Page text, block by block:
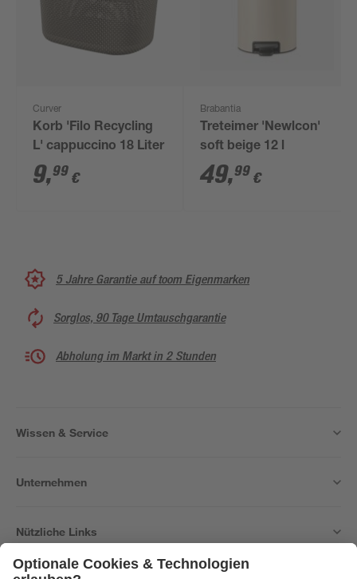
Curver
Korb 'Filo Recycling
L' cappuccino 18 Liter
9,99 €
Brabantia
Treteimer 'Newlcon'
soft beige 12 l
49,99 €
5 Jahre Garantie auf toom Eigenmarken
Sorglos, 90 Tage Umtauschgarantie
Abholung im Markt in 2 Stunden
Wissen & Service
Unternehmen
Nützliche Links